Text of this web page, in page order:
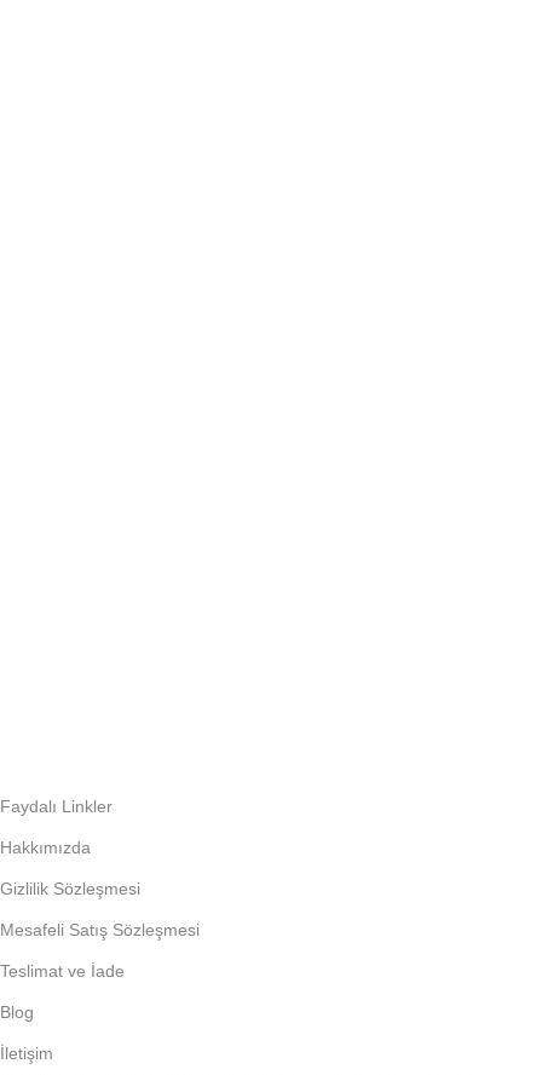
Faydalı Linkler
Hakkımızda
Gizlilik Sözleşmesi
Mesafeli Satış Sözleşmesi
Teslimat ve İade
Blog
İletişim